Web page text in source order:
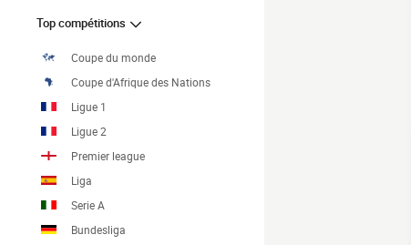
Top compétitions
Coupe du monde
Coupe d'Afrique des Nations
Ligue 1
Ligue 2
Premier league
Liga
Serie A
Bundesliga